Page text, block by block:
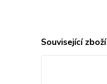
Související zboží